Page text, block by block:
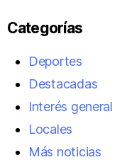
Categorías
Deportes
Destacadas
Interés general
Locales
Más noticias